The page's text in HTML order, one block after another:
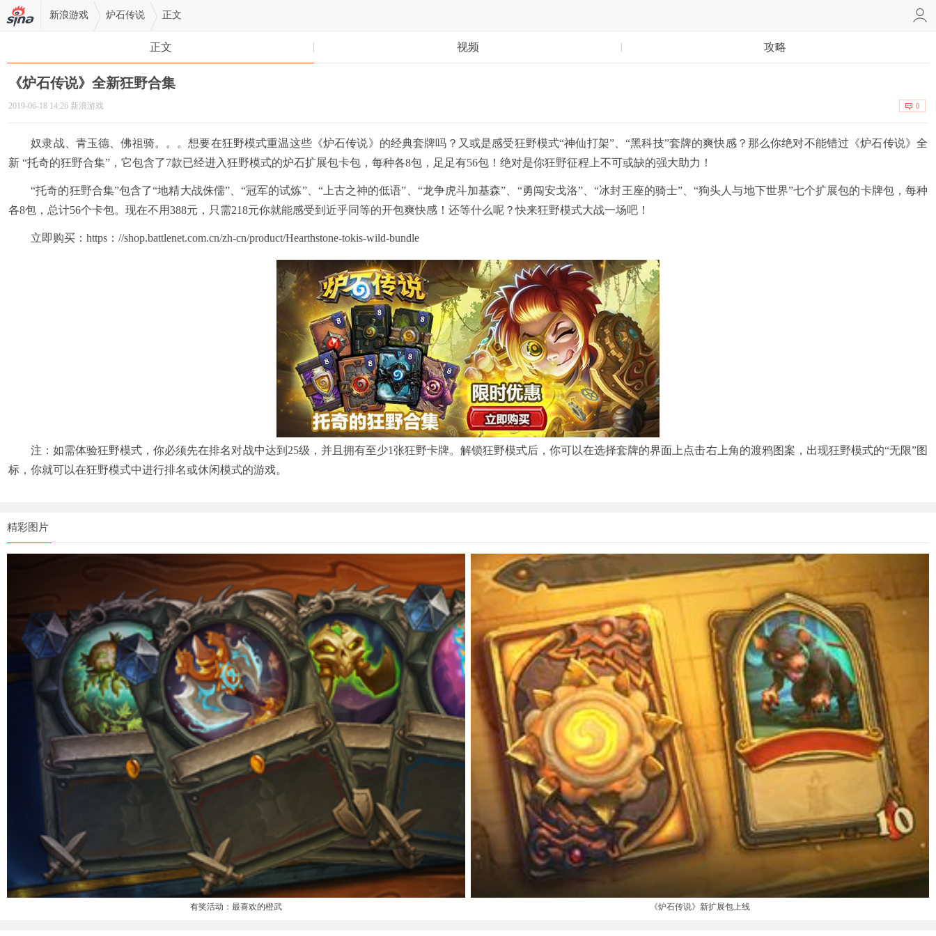
新浪游戏 炉石传说 正文
正文 视频 攻略
《炉石传说》全新狂野合集
2019-06-18 14:26 新浪游戏 0
奴隶战、青玉德、佛祖骑。。。想要在狂野模式重温这些《炉石传说》的经典套牌吗？又或是感受狂野模式“神仙打架”、“黑科技”套牌的爽快感？那么你绝对不能错过《炉石传说》全
新 “托奇的狂野合集”，它包含了7款已经进入狂野模式的炉石扩展包卡包，每种各8包，足足有56包！绝对是你狂野征程上不可或缺的强大助力！
“托奇的狂野合集”包含了“地精大战侏儒”、“冠军的试炼”、“上古之神的低语”、“龙争虎斗加基森”、“勇闯安戈洛”、“冰封王座的骑士”、“狗头人与地下世界”七个扩展包的卡牌包，每种
各8包，总计56个卡包。现在不用388元，只需218元你就能感受到近乎同等的开包爽快感！还等什么呢？快来狂野模式大战一场吧！
立即购买：https：//shop.battlenet.com.cn/zh-cn/product/Hearthstone-tokis-wild-bundle
注：如需体验狂野模式，你必须先在排名对战中达到25级，并且拥有至少1张狂野卡牌。解锁狂野模式后，你可以在选择套牌的界面上点击右上角的渡鸦图案，出现狂野模式的“无限”图
标，你就可以在狂野模式中进行排名或休闲模式的游戏。
精彩图片
有奖活动：最喜欢的橙武 《炉石传说》新扩展包上线